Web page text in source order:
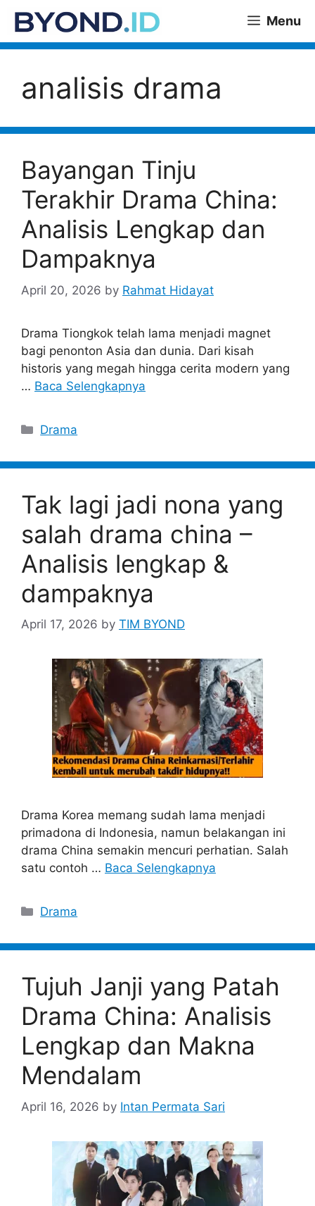
content
Menu
analisis drama
Bayangan Tinju
Terakhir Drama China:
Analisis Lengkap dan
Dampaknya
April 20, 2026 by Rahmat Hidayat
Drama Tiongkok telah lama menjadi magnet
bagi penonton Asia dan dunia. Dari kisah
historis yang megah hingga cerita modern yang
… Baca Selengkapnya
Categories
Drama
Tak lagi jadi nona yang
salah drama china –
Analisis lengkap &
dampaknya
April 17, 2026 by TIM BYOND
Drama Korea memang sudah lama menjadi
primadona di Indonesia, namun belakangan ini
drama China semakin mencuri perhatian. Salah
satu contoh … Baca Selengkapnya
Categories
Drama
Tujuh Janji yang Patah
Drama China: Analisis
Lengkap dan Makna
Mendalam
April 16, 2026 by Intan Permata Sari